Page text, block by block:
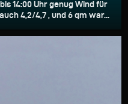
14:00 Uhr genug Wind für
4,2/4,7 , und 6 qm war...